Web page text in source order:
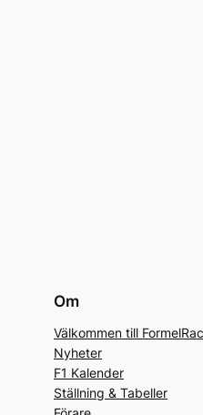
Om
Välkommen till
Nyheter
F1 Kalender
Ställning & Tabeller